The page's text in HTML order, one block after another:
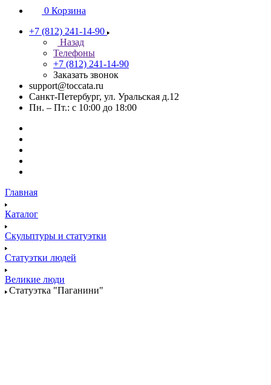
0 Корзина
+7 (812) 241-14-90
Назад
Телефоны
+7 (812) 241-14-90
Заказать звонок
support@toccata.ru
Санкт-Петербург, ул. Уральская д.12
Пн. – Пт.: с 10:00 до 18:00
Главная
Каталог
Скульптуры и статуэтки
Статуэтки людей
Великие люди
Статуэтка "Паганини"